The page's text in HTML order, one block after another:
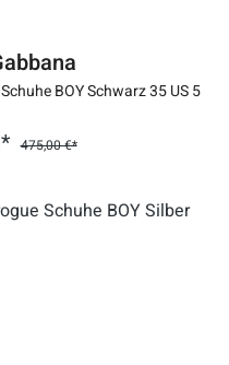
BOY Schwarz 35 US 5
475,00 €*